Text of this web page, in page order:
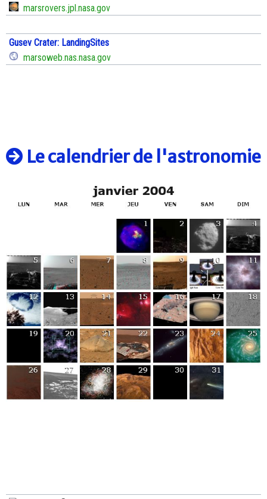
marsrovers.jpl.nasa.gov
Gusev Crater: LandingSites
marsoweb.nas.nasa.gov
Le calendrier de l'astronomie